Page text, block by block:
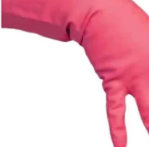
Моющие средства
Dr. Schnell
Мытье окон и вертикальных